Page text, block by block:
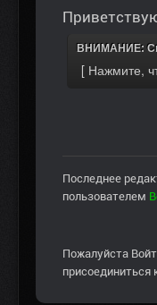
ВНИМАНИЕ:
Последнее
пользователем
Пожалуйста
присоединиться